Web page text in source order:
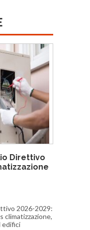
Direttivo
2026-2029:
climatizzazione,
edifici